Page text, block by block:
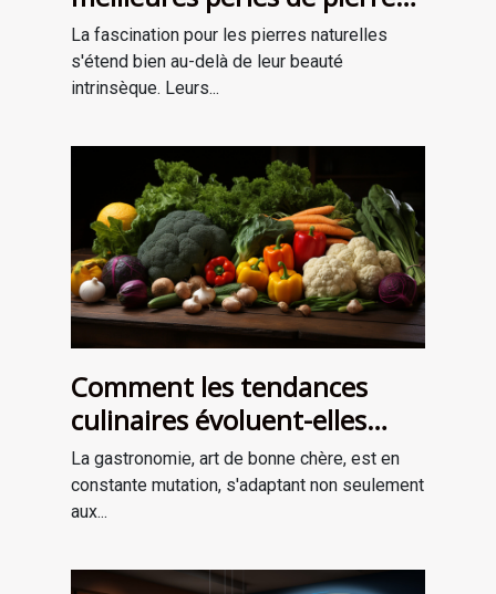
naturelle pour vos projets de
bijouterie et de lithothérapie
La fascination pour les pierres naturelles
s'étend bien au-delà de leur beauté
intrinsèque. Leurs...
Comment les tendances
culinaires évoluent-elles
avec les saisons ?
La gastronomie, art de bonne chère, est en
constante mutation, s'adaptant non seulement
aux...